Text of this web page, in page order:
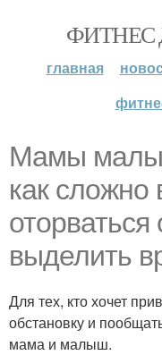
ФИТНЕС
главная
Мамы
как сложно
оторваться
выделить
Для тех, кто хочет
обстановку и
мама и малыш.